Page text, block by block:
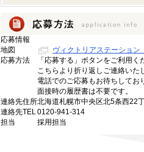
応募情報
地図
ヴィクトリアステーショ
応募方法
「応募する」ボタンをご利用く
こちらより折り返しご連絡いた
電話でのご応募もお待ちしてお
面接時の履歴書は不要です。
連絡先住所北海道札幌市中央区北5条西22
連絡先TEL0120-941-314
担当
採用担当